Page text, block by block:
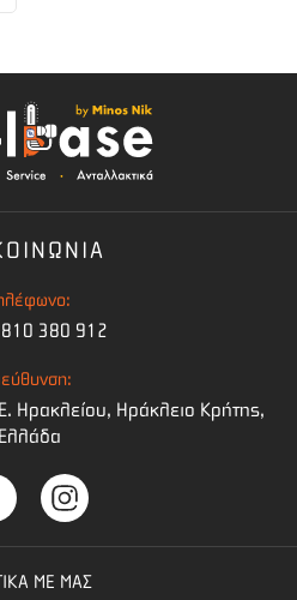
380 912
Ηρακλείου, Ηράκλειο Κρήτης,
Ελλάδα
ΜΕ ΜΑΣ